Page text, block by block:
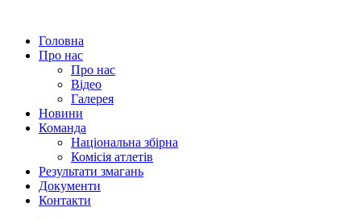
Головна
Про нас
Про нас
Відео
Галерея
Новини
Команда
Національна збірна
Комісія атлетів
Результати змагань
Документи
Контакти